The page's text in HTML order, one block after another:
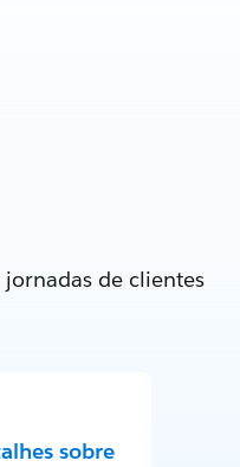
de clientes
sobre